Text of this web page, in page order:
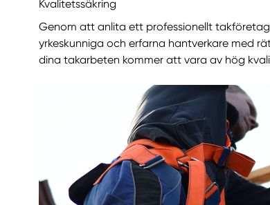
Kvalitetssäkring
Genom att anlita ett professionellt
yrkeskunniga och erfarna hantverkare med
dina takarbeten kommer att vara av hög